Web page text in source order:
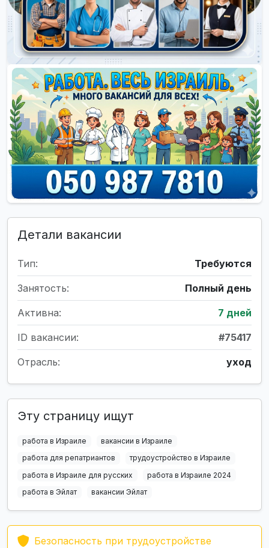
Детали вакансии
Тип: Требуются
Занятость: Полный день
Активна: 7 дней
ID вакансии: #75417
Отрасль: уход
Эту страницу ищут
работа в Израиле
вакансии в Израиле
работа для репатриантов
трудоустройство в Израиле
работа в Израиле для русских
работа в Израиле 2024
работа в Эйлат
вакансии Эйлат
Безопасность при трудоустройстве